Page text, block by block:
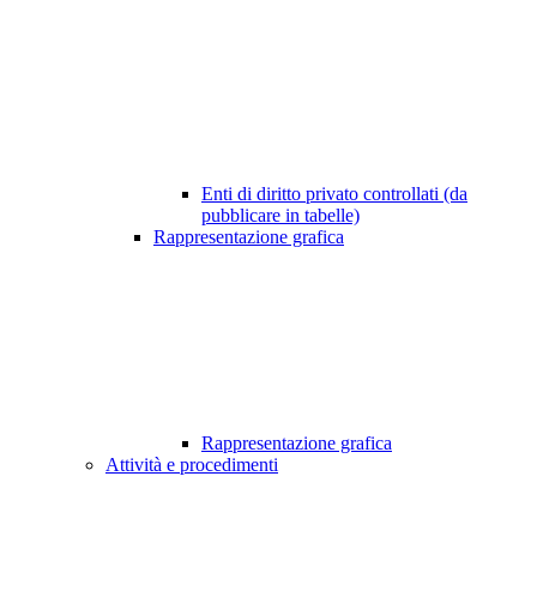
Enti di diritto privato controllati (da
pubblicare in tabelle)
Rappresentazione grafica
Rappresentazione grafica
Attività e procedimenti